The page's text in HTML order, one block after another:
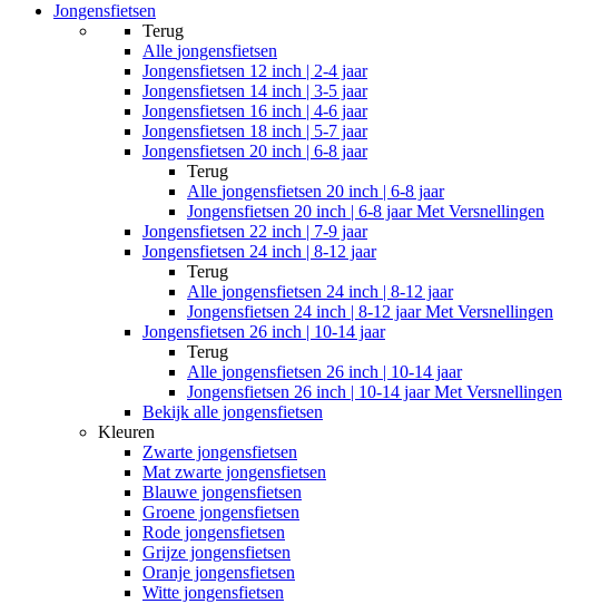
Jongensfietsen
Terug
Alle jongensfietsen
Jongensfietsen 12 inch | 2-4 jaar
Jongensfietsen 14 inch | 3-5 jaar
Jongensfietsen 16 inch | 4-6 jaar
Jongensfietsen 18 inch | 5-7 jaar
Jongensfietsen 20 inch | 6-8 jaar
Terug
Alle jongensfietsen 20 inch | 6-8 jaar
Jongensfietsen 20 inch | 6-8 jaar Met Versnellingen
Jongensfietsen 22 inch | 7-9 jaar
Jongensfietsen 24 inch | 8-12 jaar
Terug
Alle jongensfietsen 24 inch | 8-12 jaar
Jongensfietsen 24 inch | 8-12 jaar Met Versnellingen
Jongensfietsen 26 inch | 10-14 jaar
Terug
Alle jongensfietsen 26 inch | 10-14 jaar
Jongensfietsen 26 inch | 10-14 jaar Met Versnellingen
Bekijk alle jongensfietsen
Kleuren
Zwarte jongensfietsen
Mat zwarte jongensfietsen
Blauwe jongensfietsen
Groene jongensfietsen
Rode jongensfietsen
Grijze jongensfietsen
Oranje jongensfietsen
Witte jongensfietsen